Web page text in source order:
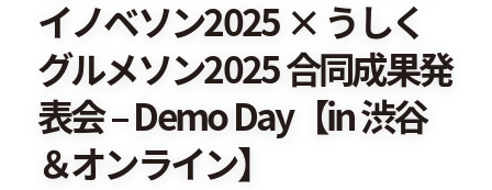
イノベソン2025 × うしく
グルメソン2025 合同成果発
表会 – Demo Day【in 渋谷
＆オンライン】